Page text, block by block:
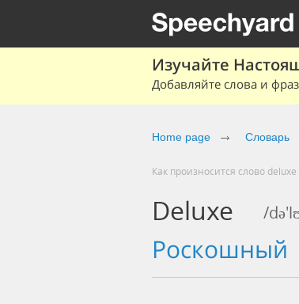
Изучайте
Добавляйте слова и
Home page Словарь
Как произносится слово deluxe
Deluxe /
роскошный